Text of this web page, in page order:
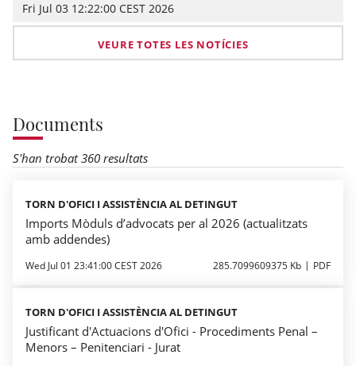
Fri Jul 03 12:22:00 CEST 2026
VEURE TOTES LES NOTÍCIES
Documents
S'han trobat 360 resultats
TORN D'OFICI I ASSISTÈNCIA AL DETINGUT
Imports Mòduls d’advocats per al 2026 (actualitzats
amb addendes)
Wed Jul 01 23:41:00 CEST 2026 285.7099609375 Kb PDF
TORN D'OFICI I ASSISTÈNCIA AL DETINGUT
Justificant d'Actuacions d'Ofici - Procediments Penal –
Menors – Penitenciari - Jurat